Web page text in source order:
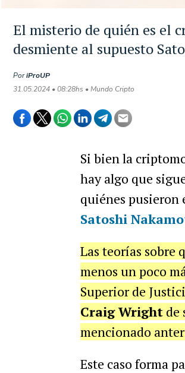
El misterio de quién es el
desmiente al supuesto
PoriProUP
31.05.2024 • 08:28hs • Mundo Cripto
Si bien la
hay algo que
quiénes pusieron
Satoshi
Las teorías sobre
menos un poco
Superior de
Craig Wrightde
mencionado
Este caso forma